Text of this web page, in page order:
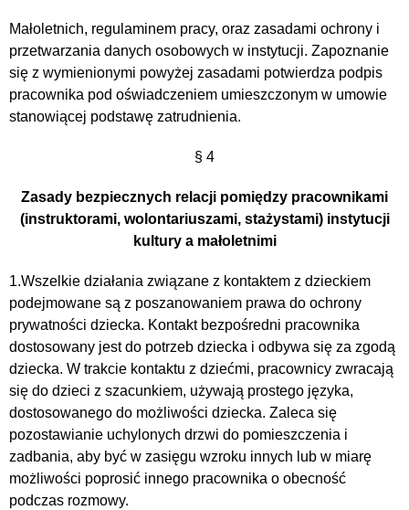
Małoletnich, regulaminem pracy, oraz zasadami ochrony i
przetwarzania danych osobowych w instytucji. Zapoznanie
się z wymienionymi powyżej zasadami potwierdza podpis
pracownika pod oświadczeniem umieszczonym w umowie
stanowiącej podstawę zatrudnienia.
§ 4
Zasady bezpiecznych relacji pomiędzy pracownikami
(instruktorami, wolontariuszami, stażystami) instytucji
kultury a małoletnimi
1.Wszelkie działania związane z kontaktem z dzieckiem
podejmowane są z poszanowaniem prawa do ochrony
prywatności dziecka. Kontakt bezpośredni pracownika
dostosowany jest do potrzeb dziecka i odbywa się za zgodą
dziecka. W trakcie kontaktu z dziećmi, pracownicy zwracają
się do dzieci z szacunkiem, używają prostego języka,
dostosowanego do możliwości dziecka. Zaleca się
pozostawianie uchylonych drzwi do pomieszczenia i
zadbania, aby być w zasięgu wzroku innych lub w miarę
możliwości poprosić innego pracownika o obecność
podczas rozmowy.